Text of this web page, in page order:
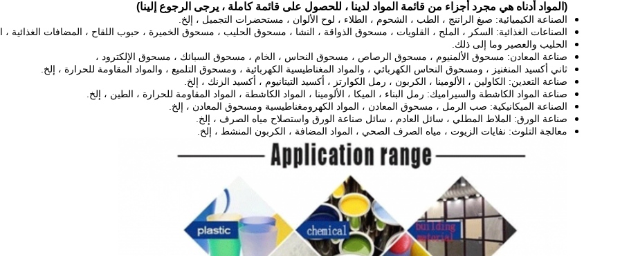
(المواد أدناه هي مجرد أجزاء من قائمة المواد لدينا ، للحصول على قائمة كاملة ، يرجى الرجوع إلينا)
الصناعة الكيميائية: صبغ الراتنج ، الطب ، الشحوم ، الطلاء ، لوح الألوان ، مستحضرات التجميل ، إلخ.
الصناعات الغذائية: السكر ، الملح ، القلويات ، مسحوق الذواقة ، النشا ، مسحوق الحليب ، مسحوق الخميرة ، حبوب اللقاح ، المضافات الغذائية ،
الحليب والعصير وما إلى ذلك.
صناعة المعادن: مسحوق الألمنيوم ، مسحوق الرصاص ، مسحوق النحاس ، الخام ، مسحوق السبائك ، مسحوق الإلكترود ،
ثاني أكسيد المنغنيز ، ومسحوق النحاس الكهربائي ، والمواد المغناطيسية الكهربائية ، ومسحوق التلميع ، والمواد المقاومة للحرارة ، إلخ.
صناعة التعدين: الكاولين ، الألومينا ، الكربون ، رمل الكوارتز ، أكسيد التيتانيوم ، أكسيد الزنك ، إلخ.
صناعة المواد الكاشطة والسيراميك: رمل البناء ، الميكا ، الألومينا ، المواد الكاشطة ، المواد المقاومة للحرارة ، الطين ، إلخ.
الصناعة الميكانيكية: صب الرمل ، مسحوق المعادن ، المواد الكهرومغناطيسية ومسحوق المعادن ، إلخ.
صناعة الورق: الملاط المطلي ، سائل العادم ، سائل صناعة الورق واستصلاح مياه الصرف ، إلخ.
معالجة التلوث: نفايات الزيوت ، مياه الصرف الصحي ، المواد المضافة ، الكربون المنشط ، إلخ.